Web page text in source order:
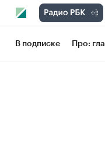
В подписке Про: